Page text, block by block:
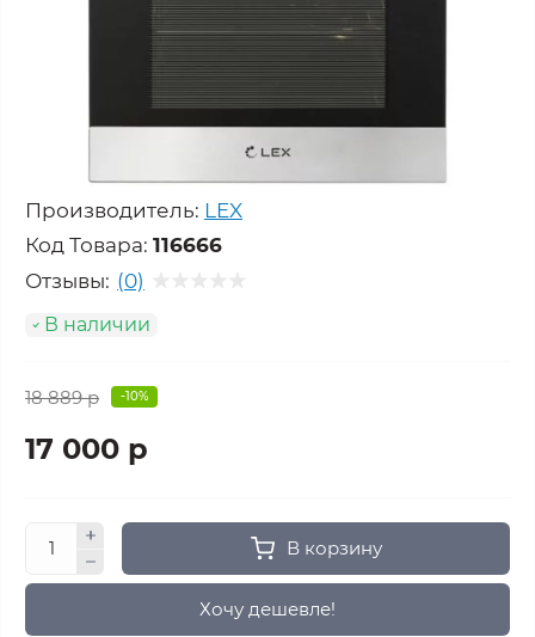
Производитель: LEX
Код Товара: 116666
Отзывы: (0)
В наличии
18 889 р -10%
17 000 р
В корзину
Хочу дешевле!